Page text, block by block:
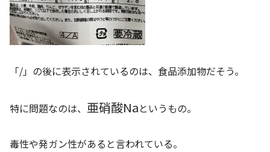
「/」の後に表示されているのは、食品添加物だそう。
特に問題なのは、 亜硝酸Naというもの。
毒性や発ガン性があると言われている。